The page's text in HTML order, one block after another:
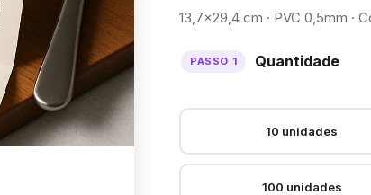
13,7×29,4 cm · PVC 0,5mm ·
Quantidade
10 unidades
100 unidades